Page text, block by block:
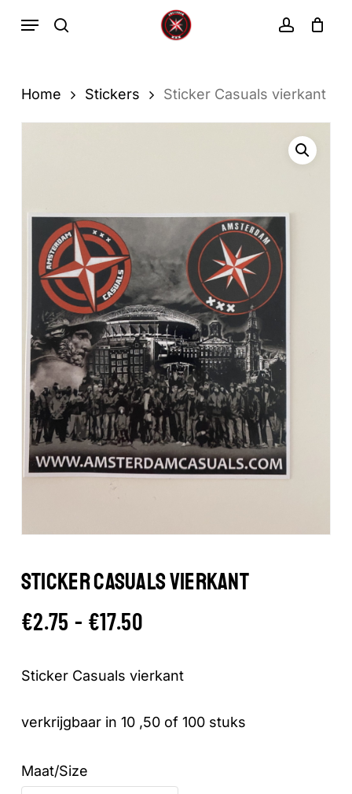
zoekopdracht
Menu
Winkelwagen
Home Stickers Sticker Casuals vierkant
STICKER CASUALS VIERKANT
€2.75 - €17.50
tot
€17.50
Sticker Casuals vierkant
verkrijgbaar in 10 ,50 of 100 stuks
Maat/Size